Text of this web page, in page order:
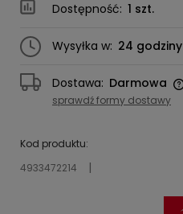
Dostępność: 1 szt.
Wysyłka w: 24 godziny
Dostawa: Darmowa
kosztów płatności
sprawdź formy dostawy
Kod produktu:
4933472214